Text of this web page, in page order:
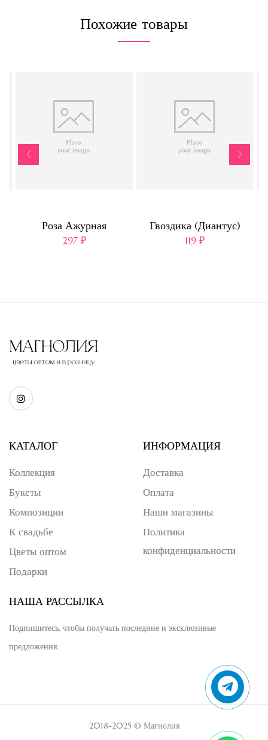
Похожие товары
Роза Ажурная
297 ₽
Гвоздика (Диантус)
119 ₽
КАТАЛОГ
Коллекция
Букеты
Композиции
К свадьбе
Цветы оптом
Подарки
ИНФОРМАЦИЯ
Доставка
Оплата
Наши магазины
Политика
конфиденциальности
НАША РАССЫЛКА
Подпишитесь, чтобы получать последние и эксклюзивые
предложения.
2018-2025 © Магнолия